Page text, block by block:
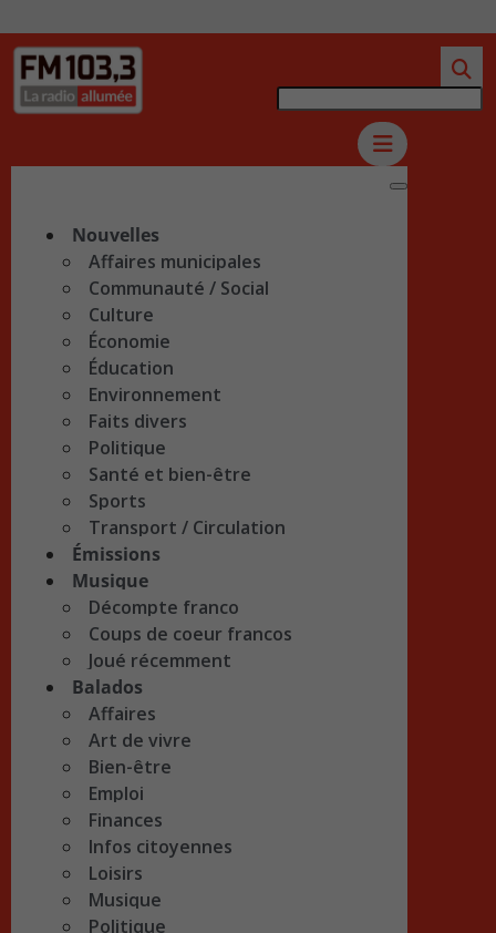
Nouvelles
Affaires municipales
Communauté / Social
Culture
Économie
Éducation
Environnement
Faits divers
Politique
Santé et bien-être
Sports
Transport / Circulation
Émissions
Musique
Décompte franco
Coups de coeur francos
Joué récemment
Balados
Affaires
Art de vivre
Bien-être
Emploi
Finances
Infos citoyennes
Loisirs
Musique
Politique